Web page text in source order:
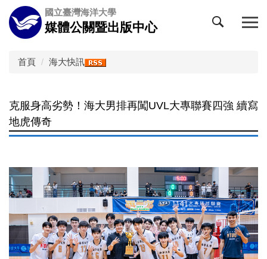
跳
到
主
國立臺灣海洋大學
媒體公關暨出版中心
首頁 海大快訊
克服身高劣勢！海大男排再闖UVL大專聯賽四強 續寫
地虎傳奇